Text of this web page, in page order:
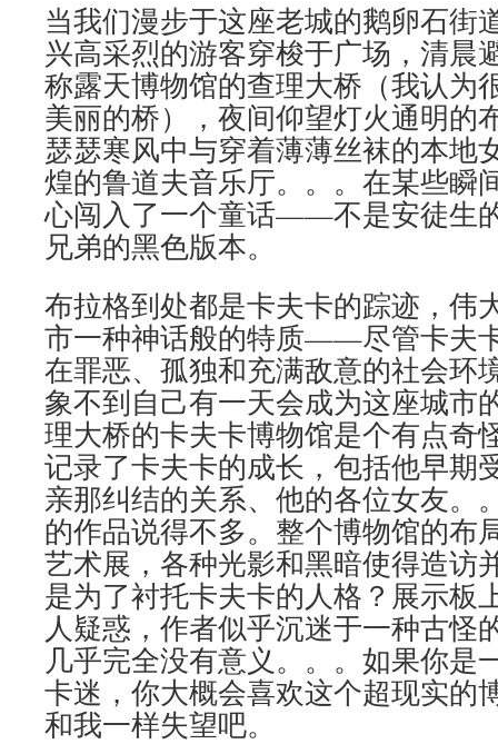
当我们漫步于这座老城的鹅卵石街
兴高采烈的游客穿梭于广场，清晨
称露天博物馆的查理大桥（我认为
美丽的桥），夜间仰望灯火通明的
瑟瑟寒风中与穿着薄薄丝袜的本地
煌的鲁道夫音乐厅。。。在某些瞬
心闯入了一个童话——不是安徒生
兄弟的黑色版本。
布拉格到处都是卡夫卡的踪迹，伟
市一种神话般的特质——尽管卡夫
在罪恶、孤独和充满敌意的社会环
象不到自己有一天会成为这座城市
理大桥的卡夫卡博物馆是个有点奇
记录了卡夫卡的成长，包括他早期
亲那纠结的关系、他的各位女友。
的作品说得不多。整个博物馆的布
艺术展，各种光影和黑暗使得造访
是为了衬托卡夫卡的人格？展示板
人疑惑，作者似乎沉迷于一种古怪
几乎完全没有意义。。。如果你是
卡迷，你大概会喜欢这个超现实的
和我一样失望吧。